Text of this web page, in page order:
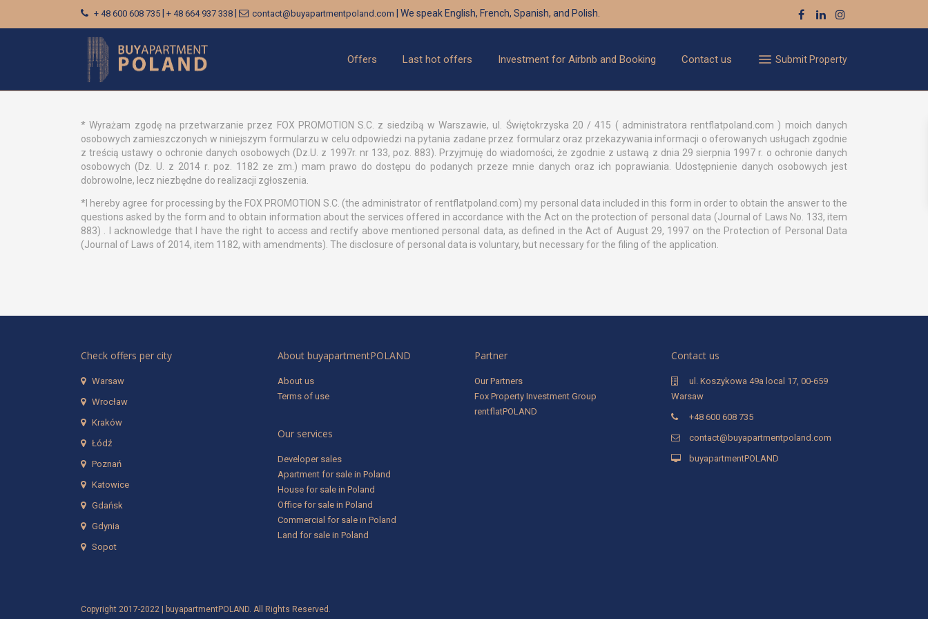
+ 48 600 608 735 + 48 664 937 338 contact@buyapartmentpoland.com | We speak English, French, Spanish, and Polish.
Submit Property
Offers Last hot offers Investment for Airbnb and Booking Contact us
* Wyrażam zgodę na przetwarzanie przez FOX PROMOTION S.C. z siedzibą w Warszawie, ul. Świętokrzyska 20 / 415 ( administratora rentflatpoland.com ) moich danych
osobowych zamieszczonych w niniejszym formularzu w celu odpowiedzi na pytania zadane przez formularz oraz przekazywania informacji o oferowanych usługach zgodnie
z treścią ustawy o ochronie danych osobowych (Dz.U. z 1997r. nr 133, poz. 883). Przyjmuję do wiadomości, że zgodnie z ustawą z dnia 29 sierpnia 1997 r. o ochronie danych
osobowych (Dz. U. z 2014 r. poz. 1182 ze zm.) mam prawo do dostępu do podanych przeze mnie danych oraz ich poprawiania. Udostępnienie danych osobowych jest
dobrowolne, lecz niezbędne do realizacji zgłoszenia.
*I hereby agree for processing by the FOX PROMOTION S.C. (the administrator of rentflatpoland.com) my personal data included in this form in order to obtain the answer to the
questions asked by the form and to obtain information about the services offered in accordance with the Act on the protection of personal data (Journal of Laws No. 133, item
883) . I acknowledge that I have the right to access and rectify above mentioned personal data, as defined in the Act of August 29, 1997 on the Protection of Personal Data
(Journal of Laws of 2014, item 1182, with amendments). The disclosure of personal data is voluntary, but necessary for the filing of the application.
Check offers per city
Warsaw
Wrocław
Kraków
Łódź
Poznań
Katowice
Gdańsk
Gdynia
Sopot
About buyapartmentPOLAND
About us
Terms of use
Our services
Developer sales
Apartment for sale in Poland
House for sale in Poland
Office for sale in Poland
Commercial for sale in Poland
Land for sale in Poland
Partner
Our Partners
Fox Property Investment Group
rentflatPOLAND
Contact us
ul. Koszykowa 49a local 17, 00-659
Warsaw
+48 600 608 735
contact@buyapartmentpoland.com
buyapartmentPOLAND
Copyright 2017-2022 | buyapartmentPOLAND. All Rights Reserved.